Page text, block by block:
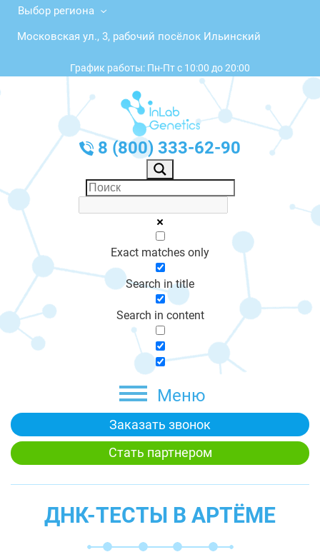
Выбор региона
Московская ул., 3, рабочий посёлок Ильинский
График работы: Пн-Пт с 10:00 до 20:00
8 (800) 333-62-90
Exact matches only
Search in title
Search in content
Меню
Заказать звонок
Стать партнером
ДНК-ТЕСТЫ В АРТЁМЕ